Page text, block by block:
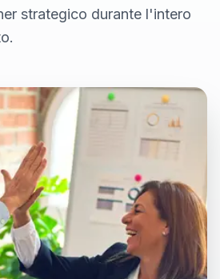
strategico durante l'intero